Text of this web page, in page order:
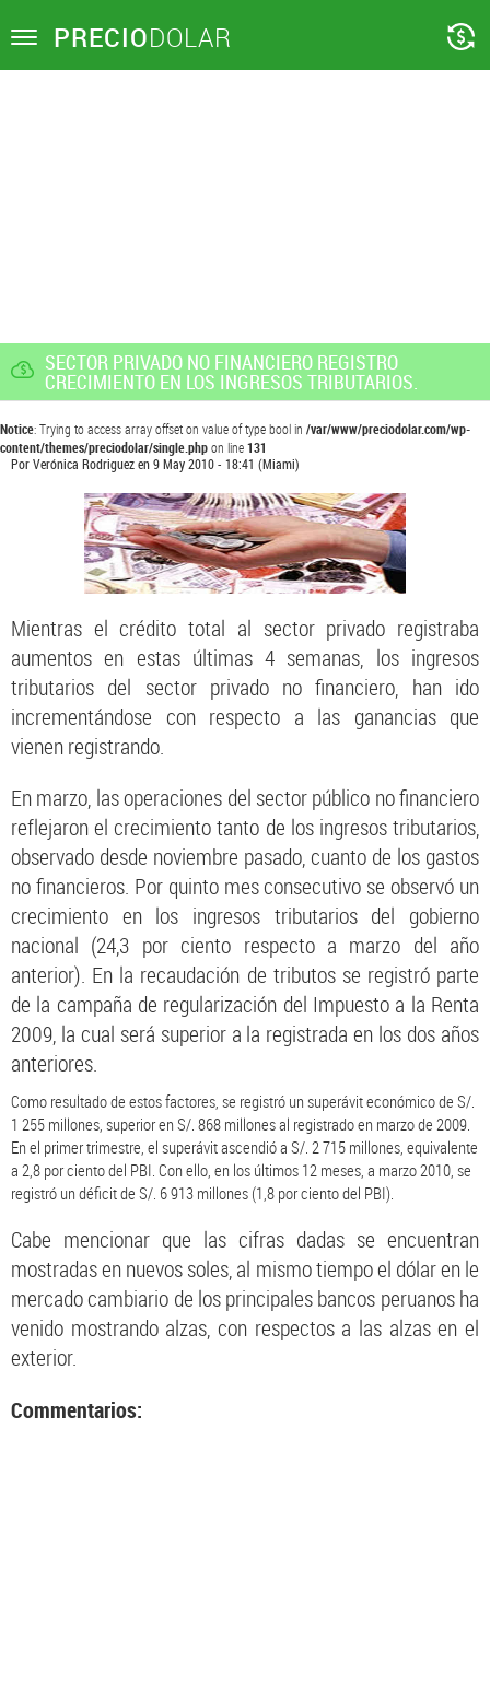
Toggle PRECIODOLAR
SECTOR PRIVADO NO FINANCIERO REGISTRO
CRECIMIENTO EN LOS INGRESOS TRIBUTARIOS.
Notice: Trying to access array offset on value of type bool in /var/www/preciodolar.com/wp-
content/themes/preciodolar/single.phpon line131
PorVerónica Rodriguezen9 May 2010 - 18:41 (Miami)
Mientras el crédito total al sector privado registraba
aumentos en estas últimas 4 semanas, los ingresos
tributarios del sector privado no financiero, han ido
incrementándose con respecto a las ganancias que
vienen registrando.
En marzo, las operaciones del sector público no financiero
reflejaron el crecimiento tanto de los ingresos tributarios,
observado desde noviembre pasado, cuanto de los gastos
no financieros. Por quinto mes consecutivo se observó un
crecimiento en los ingresos tributarios del gobierno
nacional (24,3 por ciento respecto a marzo del año
anterior). En la recaudación de tributos se registró parte
de la campaña de regularización del Impuesto a la Renta
2009, la cual será superior a la registrada en los dos años
anteriores.
Como resultado de estos factores, se registró un superávit económico de S/.
1 255 millones, superior en S/. 868 millones al registrado en marzo de 2009.
En el primer trimestre, el superávit ascendió a S/. 2 715 millones, equivalente
a 2,8 por ciento del PBI. Con ello, en los últimos 12 meses, a marzo 2010, se
registró un déficit de S/. 6 913 millones (1,8 por ciento del PBI).
Cabe mencionar que las cifras dadas se encuentran
mostradas en nuevos soles, al mismo tiempo el dólar en le
mercado cambiario de los principales bancos peruanos ha
venido mostrando alzas, con respectos a las alzas en el
exterior.
Commentarios: